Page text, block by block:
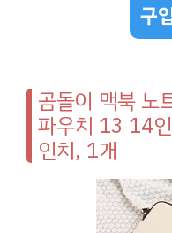
구
곰돌이 맥북 노
파우치 13 14
인치, 1개